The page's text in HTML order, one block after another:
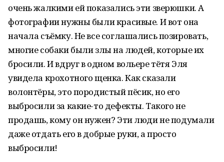
очень жалкими ей показались эти зверюшки. А
фотографии нужны были красивые. И вот она
начала съёмку. Не все соглашались позировать,
многие собаки были злы на людей, которые их
бросили. И вдруг в одном вольере тётя Эля
увидела крохотного щенка. Как сказали
волонтёры, это породистый пёсик, но его
выбросили за какие-то дефекты. Такого не
продашь, кому он нужен? Эти люди не подумали
даже отдать его в добрые руки, а просто
выбросили!